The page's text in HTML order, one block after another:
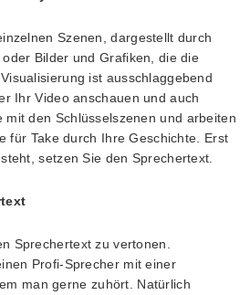
Szenen, dargestellt durch
Bilder und Grafiken, die die
ist ausschlaggebend
Ihr Video anschauen und auch
mit den Schlüsselszenen und arbeiten
für Take durch Ihre Geschichte. Erst
setzen Sie den Sprechertext.
Sprechertext zu vertonen.
Profi-Sprecher mit einer
man gerne zuhört. Natürlich